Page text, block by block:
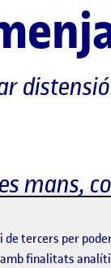
mans,
més
de tercers per
finalitats